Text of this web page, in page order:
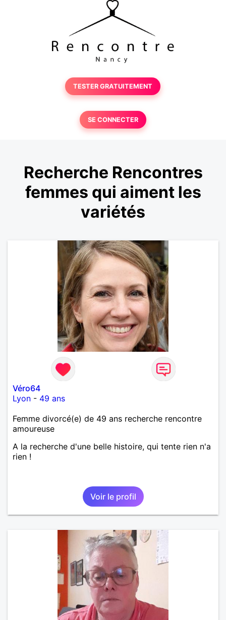
TESTER GRATUITEMENT
SE CONNECTER
Recherche Rencontres
femmes qui aiment les
variétés
Véro64
Lyon - 49 ans
Femme divorcé(e) de 49 ans recherche rencontre
amoureuse
A la recherche d'une belle histoire, qui tente rien n'a
rien !
Voir le profil